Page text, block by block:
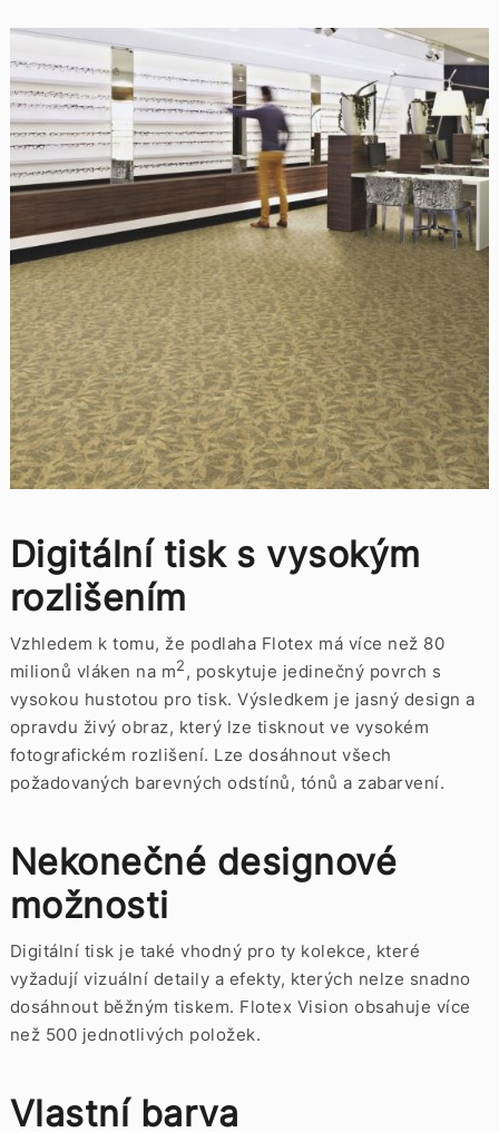
Digitální tisk s vysokým
rozlišením
Vzhledem k tomu, že podlaha Flotex má více než 80
milionů vláken na m2 , poskytuje jedinečný povrch s
vysokou hustotou pro tisk. Výsledkem je jasný design a
opravdu živý obraz, který lze tisknout ve vysokém
fotografickém rozlišení. Lze dosáhnout všech
požadovaných barevných odstínů, tónů a zabarvení.
Nekonečné designové
možnosti
Digitální tisk je také vhodný pro ty kolekce, které
vyžadují vizuální detaily a efekty, kterých nelze snadno
dosáhnout běžným tiskem. Flotex Vision obsahuje více
než 500 jednotlivých položek.
Vlastní barva